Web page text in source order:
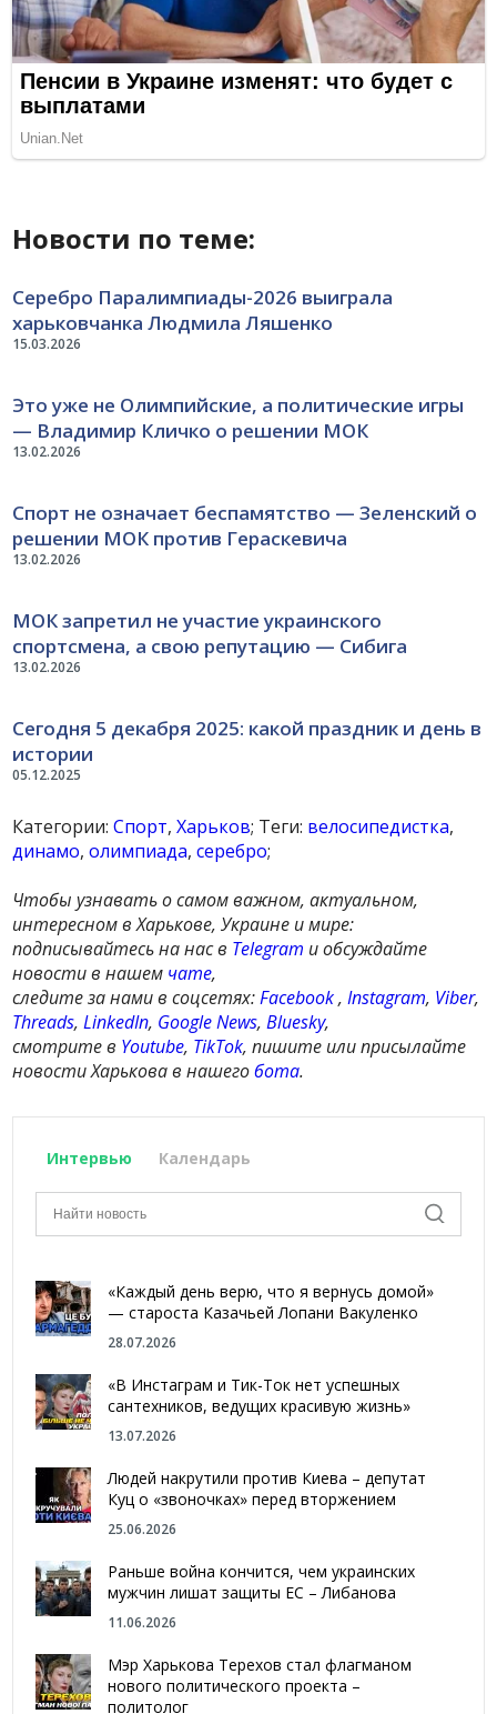
Новости по теме:
15.03.2026
Серебро Паралимпиады-2026 выиграла
харьковчанка Людмила Ляшенко
13.02.2026
Это уже не Олимпийские, а политические игры
— Владимир Кличко о решении МОК
13.02.2026
Спорт не означает беспамятство — Зеленский о
решении МОК против Гераскевича
13.02.2026
МОК запретил не участие украинского
спортсмена, а свою репутацию — Сибига
05.12.2025
Сегодня 5 декабря 2025: какой праздник и день в
истории
Категории:Спорт,Харьков; Теги: велосипедистка,
динамо,олимпиада,серебро;
Чтобы узнавать о самом важном, актуальном,
интересном в Харькове, Украине и мире:
подписывайтесь на нас в Telegram и обсуждайте
новости в нашем чате,
следите за нами в соцсетях:Facebook,Instagram, Viber,
Threads,LinkedIn, Google News,Bluesky,
смотрите в Youtube, TikTok, пишите или присылайте
новости Харькова в нашегобота.
Интервью Календарь
«Каждый день верю, что я вернусь домой»
— староста Казачьей Лопани Вакуленко
28.07.2026
«В Инстаграм и Тик-Ток нет успешных
сантехников, ведущих красивую жизнь»
13.07.2026
Людей накрутили против Киева – депутат
Куц о «звоночках» перед вторжением
25.06.2026
Раньше война кончится, чем украинских
мужчин лишат защиты ЕС – Либанова
11.06.2026
Мэр Харькова Терехов стал флагманом
нового политического проекта –
политолог